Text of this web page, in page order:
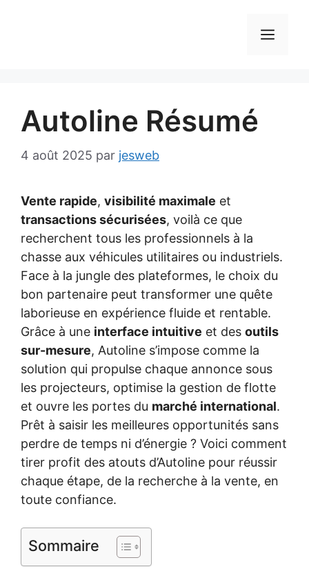
Autoline Résumé
4 août 2025 par jesweb
Vente rapide, visibilité maximale et
transactions sécurisées, voilà ce que
recherchent tous les professionnels à la
chasse aux véhicules utilitaires ou industriels.
Face à la jungle des plateformes, le choix du
bon partenaire peut transformer une quête
laborieuse en expérience fluide et rentable.
Grâce à une interface intuitive et des outils
sur-mesure, Autoline s’impose comme la
solution qui propulse chaque annonce sous
les projecteurs, optimise la gestion de flotte
et ouvre les portes du marché international.
Prêt à saisir les meilleures opportunités sans
perdre de temps ni d’énergie ? Voici comment
tirer profit des atouts d’Autoline pour réussir
chaque étape, de la recherche à la vente, en
toute confiance.
Sommaire